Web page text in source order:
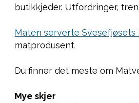
butikkjeder. Utfordringer,
Maten serverte Svesefjøsets
matprodusent.
Du finner det meste om
Mye skjer